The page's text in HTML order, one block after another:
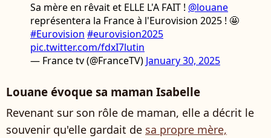
Sa mère en rêvait et ELLE L'A FAIT ! @louane
représentera la France à l'Eurovision 2025 ! 🤩
#Eurovision #eurovision2025
pic.twitter.com/fdxI7lutin
— France tv (@FranceTV) January 30, 2025
Louane évoque sa maman Isabelle
Revenant sur son rôle de maman, elle a décrit le
souvenir qu'elle gardait de sa propre mère,